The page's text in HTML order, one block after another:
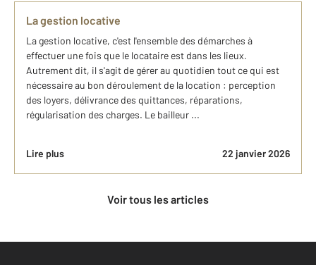
La gestion locative
La gestion locative, c'est l'ensemble des démarches à
effectuer une fois que le locataire est dans les lieux.
Autrement dit, il s'agit de gérer au quotidien tout ce qui est
nécessaire au bon déroulement de la location : perception
des loyers, délivrance des quittances, réparations,
régularisation des charges. Le bailleur ...
Lire plus 22 janvier 2026
Voir tous les articles